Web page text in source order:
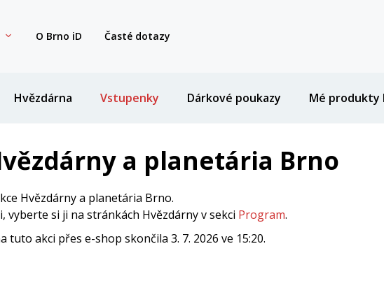
O Brno iD Časté dotazy
Hvězdárna Vstupenky Dárkové poukazy Mé produkty
a planetária Brno
Hvězdárny a planetária Brno.
vyberte si ji na stránkách Hvězdárny v sekci Program.
akci přes e-shop skončila 3. 7. 2026 ve 15:20.